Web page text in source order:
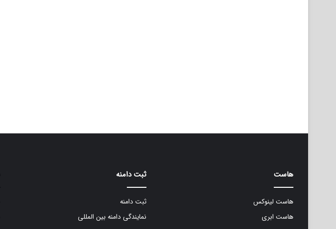
هاست
هاست لینوکس
هاست ابری
ثبت دامنه
ثبت دامنه
نمایندگی دامنه بین المللی